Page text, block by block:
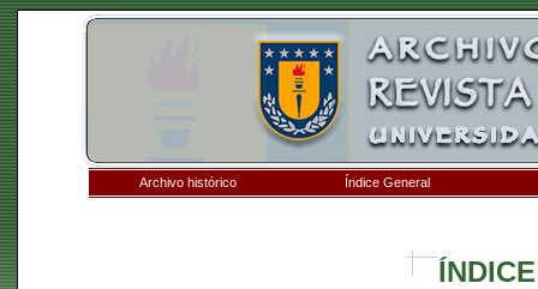
Archivo histórico Índice General